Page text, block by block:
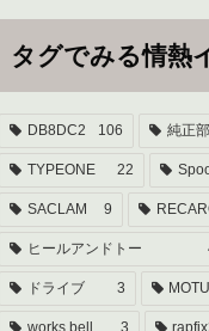
タグでみる情熱
DB8DC2 106 純正
TYPEONE 22
SACLAM 9
ヒールアンドトー
ドライブ 3
works bell 3